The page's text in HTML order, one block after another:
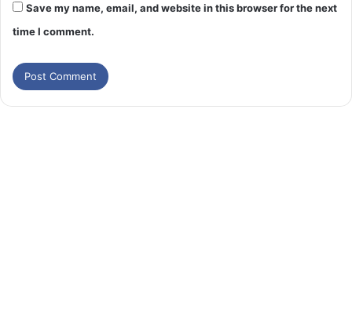
Save my name, email, and website in this browser for the next
time I comment.